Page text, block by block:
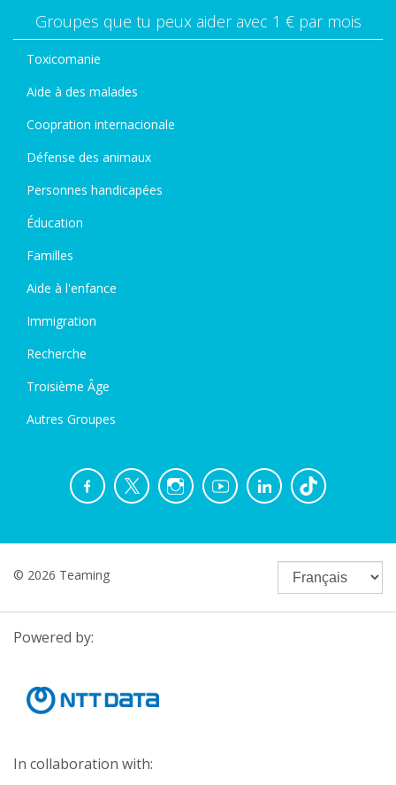
Groupes que tu peux aider avec 1 € par mois
Toxicomanie
Aide à des malades
Coopration internacionale
Défense des animaux
Personnes handicapées
Éducation
Familles
Aide à l'enfance
Immigration
Recherche
Troisième Âge
Autres Groupes
© 2026 Teaming
Powered by:
In collaboration with: